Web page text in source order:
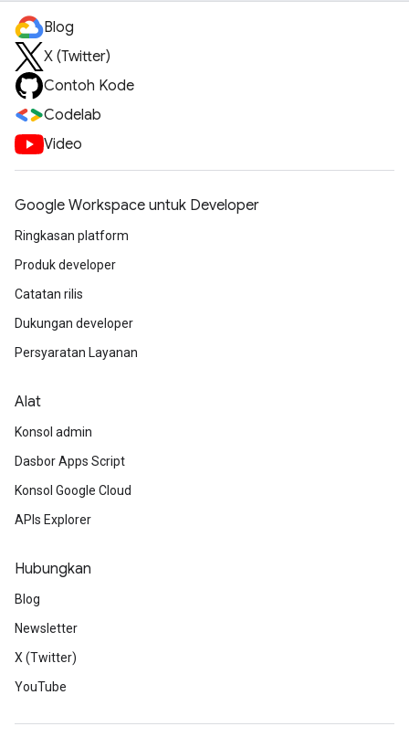
Blog
X (Twitter)
Contoh Kode
Codelab
Video
Google Workspace untuk Developer
Ringkasan platform
Produk developer
Catatan rilis
Dukungan developer
Persyaratan Layanan
Alat
Konsol admin
Dasbor Apps Script
Konsol Google Cloud
APIs Explorer
Hubungkan
Blog
Newsletter
X (Twitter)
YouTube